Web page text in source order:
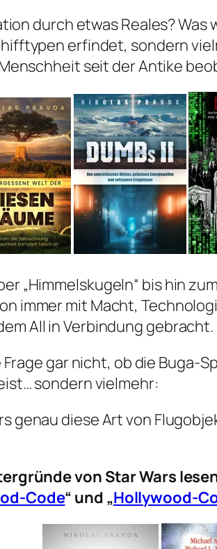
durch etwas Reales? Was
erfindet, sondern
seit der Antike
„Himmelskugeln“ bis hin
immer mit Macht,
All in Verbindung gebracht.
gar nicht, ob die Buga-
sondern vielmehr:
genau diese Art von
von Star Wars
Code“ und „Hollywood-